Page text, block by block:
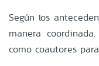
Según los
manera
como coautores